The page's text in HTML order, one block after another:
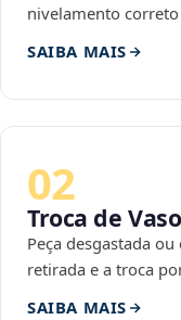
nivelamento
SAIBA MAIS
02
Troca de
Peça desgastada
retirada e a troca
SAIBA MAIS